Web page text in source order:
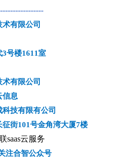
有限公司
号楼1611室
有限公司
信息
技有限有公司
街101号金角湾大厦7楼
注合智公众号